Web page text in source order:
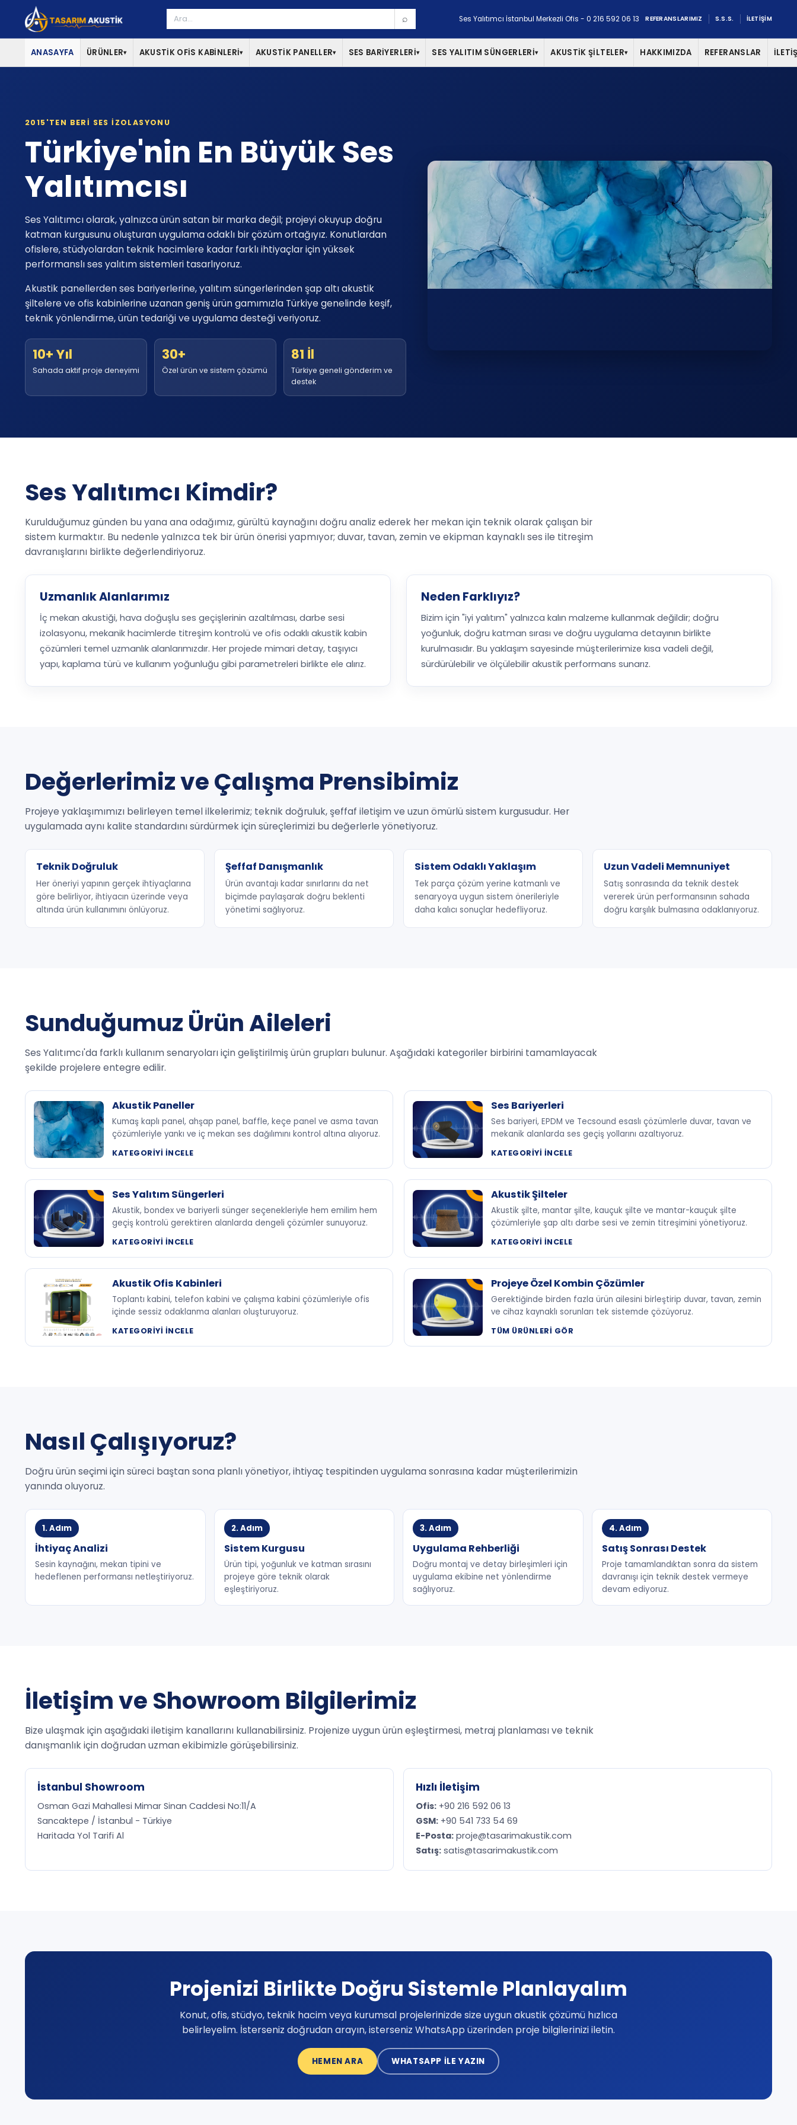
⌕ Ses Yalıtımcı İstanbul Merkezli Ofis - 0 216 592 06 13 REFERANSLARIMIZ S.S.S. İLETİŞİM
ANASAYFA ÜRÜNLER▾ AKUSTİK OFİS KABİNLERİ▾ AKUSTİK PANELLER▾ SES BARİYERLERİ▾ SES YALITIM SÜNGERLERİ▾ AKUSTİK ŞİLTELER▾ HAKKIMIZDA REFERANSLAR
2015'TEN BERI SES IZOLASYONU
Türkiye'nin En Büyük Ses
Yalıtımcısı
Ses Yalıtımcı olarak, yalnızca ürün satan bir marka değil; projeyi okuyup doğru
katman kurgusunu oluşturan uygulama odaklı bir çözüm ortağıyız. Konutlardan
ofislere, stüdyolardan teknik hacimlere kadar farklı ihtiyaçlar için yüksek
performanslı ses yalıtım sistemleri tasarlıyoruz.
Akustik panellerden ses bariyerlerine, yalıtım süngerlerinden şap altı akustik
şiltelere ve ofis kabinlerine uzanan geniş ürün gamımızla Türkiye genelinde keşif,
teknik yönlendirme, ürün tedariği ve uygulama desteği veriyoruz.
10+ Yıl
Sahada aktif proje deneyimi
30+
Özel ürün ve sistem çözümü
81 İl
Türkiye geneli gönderim ve
destek
Ses Yalıtımcı Kimdir?
Kurulduğumuz günden bu yana ana odağımız, gürültü kaynağını doğru analiz ederek her mekan için teknik olarak çalışan bir
sistem kurmaktır. Bu nedenle yalnızca tek bir ürün önerisi yapmıyor; duvar, tavan, zemin ve ekipman kaynaklı ses ile titreşim
davranışlarını birlikte değerlendiriyoruz.
Uzmanlık Alanlarımız
İç mekan akustiği, hava doğuşlu ses geçişlerinin azaltılması, darbe sesi
izolasyonu, mekanik hacimlerde titreşim kontrolü ve ofis odaklı akustik kabin
çözümleri temel uzmanlık alanlarımızdır. Her projede mimari detay, taşıyıcı
yapı, kaplama türü ve kullanım yoğunluğu gibi parametreleri birlikte ele alırız.
Neden Farklıyız?
Bizim için "iyi yalıtım" yalnızca kalın malzeme kullanmak değildir; doğru
yoğunluk, doğru katman sırası ve doğru uygulama detayının birlikte
kurulmasıdır. Bu yaklaşım sayesinde müşterilerimize kısa vadeli değil,
sürdürülebilir ve ölçülebilir akustik performans sunarız.
Değerlerimiz ve Çalışma Prensibimiz
Projeye yaklaşımımızı belirleyen temel ilkelerimiz; teknik doğruluk, şeffaf iletişim ve uzun ömürlü sistem kurgusudur. Her
uygulamada aynı kalite standardını sürdürmek için süreçlerimizi bu değerlerle yönetiyoruz.
Teknik Doğruluk
Her öneriyi yapının gerçek ihtiyaçlarına
göre belirliyor, ihtiyacın üzerinde veya
altında ürün kullanımını önlüyoruz.
Şeffaf Danışmanlık
Ürün avantajı kadar sınırlarını da net
biçimde paylaşarak doğru beklenti
yönetimi sağlıyoruz.
Sistem Odaklı Yaklaşım
Tek parça çözüm yerine katmanlı ve
senaryoya uygun sistem önerileriyle
daha kalıcı sonuçlar hedefliyoruz.
Uzun Vadeli Memnuniyet
Satış sonrasında da teknik destek
vererek ürün performansının sahada
doğru karşılık bulmasına odaklanıyoruz.
Sunduğumuz Ürün Aileleri
Ses Yalıtımcı'da farklı kullanım senaryoları için geliştirilmiş ürün grupları bulunur. Aşağıdaki kategoriler birbirini tamamlayacak
şekilde projelere entegre edilir.
Akustik Paneller
Kumaş kaplı panel, ahşap panel, baffle, keçe panel ve asma tavan
çözümleriyle yankı ve iç mekan ses dağılımını kontrol altına alıyoruz.
KATEGORIYI İNCELE
Ses Bariyerleri
Ses bariyeri, EPDM ve Tecsound esaslı çözümlerle duvar, tavan ve
mekanik alanlarda ses geçiş yollarını azaltıyoruz.
KATEGORIYI İNCELE
Ses Yalıtım Süngerleri
Akustik, bondex ve bariyerli sünger seçenekleriyle hem emilim hem
geçiş kontrolü gerektiren alanlarda dengeli çözümler sunuyoruz.
KATEGORIYI İNCELE
Akustik Şilteler
Akustik şilte, mantar şilte, kauçuk şilte ve mantar-kauçuk şilte
çözümleriyle şap altı darbe sesi ve zemin titreşimini yönetiyoruz.
KATEGORIYI İNCELE
Akustik Ofis Kabinleri
Toplantı kabini, telefon kabini ve çalışma kabini çözümleriyle ofis
içinde sessiz odaklanma alanları oluşturuyoruz.
KATEGORIYI İNCELE
Projeye Özel Kombin Çözümler
Gerektiğinde birden fazla ürün ailesini birleştirip duvar, tavan, zemin
ve cihaz kaynaklı sorunları tek sistemde çözüyoruz.
TÜM ÜRÜNLERI GÖR
Nasıl Çalışıyoruz?
Doğru ürün seçimi için süreci baştan sona planlı yönetiyor, ihtiyaç tespitinden uygulama sonrasına kadar müşterilerimizin
yanında oluyoruz.
1. Adım
İhtiyaç Analizi
Sesin kaynağını, mekan tipini ve
hedeflenen performansı netleştiriyoruz.
2. Adım
Sistem Kurgusu
Ürün tipi, yoğunluk ve katman sırasını
projeye göre teknik olarak
eşleştiriyoruz.
3. Adım
Uygulama Rehberliği
Doğru montaj ve detay birleşimleri için
uygulama ekibine net yönlendirme
sağlıyoruz.
4. Adım
Satış Sonrası Destek
Proje tamamlandıktan sonra da sistem
davranışı için teknik destek vermeye
devam ediyoruz.
İletişim ve Showroom Bilgilerimiz
Bize ulaşmak için aşağıdaki iletişim kanallarını kullanabilirsiniz. Projenize uygun ürün eşleştirmesi, metraj planlaması ve teknik
danışmanlık için doğrudan uzman ekibimizle görüşebilirsiniz.
İstanbul Showroom
Osman Gazi Mahallesi Mimar Sinan Caddesi No:11/A
Sancaktepe / İstanbul - Türkiye
Haritada Yol Tarifi Al
Hızlı İletişim
Ofis: +90 216 592 06 13
GSM: +90 541 733 54 69
E-Posta: proje@tasarimakustik.com
Satış: satis@tasarimakustik.com
Projenizi Birlikte Doğru Sistemle Planlayalım
Konut, ofis, stüdyo, teknik hacim veya kurumsal projelerinizde size uygun akustik çözümü hızlıca
belirleyelim. İsterseniz doğrudan arayın, isterseniz WhatsApp üzerinden proje bilgilerinizi iletin.
HEMEN ARA WHATSAPP ILE YAZIN